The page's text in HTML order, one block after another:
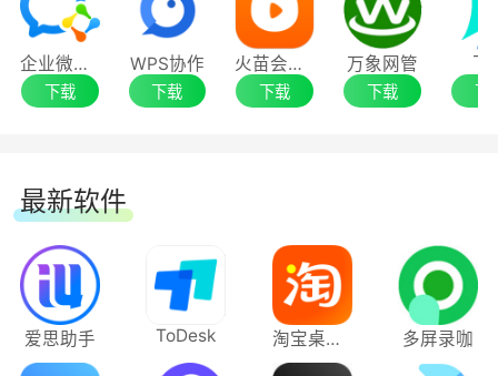
企业微信电脑版
下载
WPS协作
下载
火苗会议电脑版
下载
万象网管
下载
飞
下
最新软件
爱思助手 ToDesk 淘宝桌面版 多屏录咖